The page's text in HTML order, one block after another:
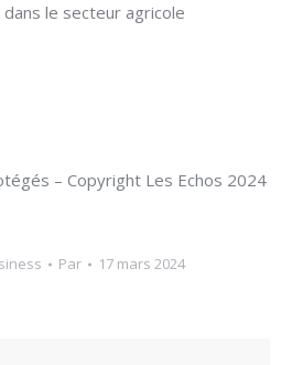
le secteur agricole
– Copyright Les Echos 2024
Par 17 mars 2024